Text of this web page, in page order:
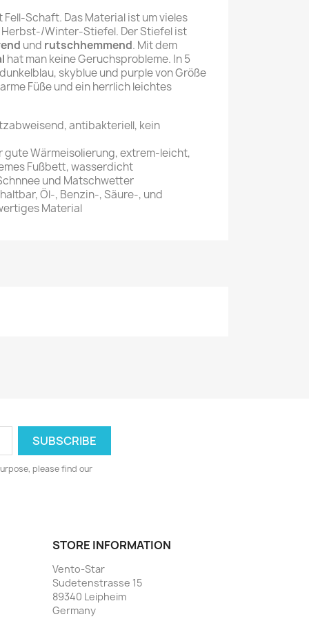
Schaft. Das Material ist um vieles
Winter-Stiefel. Der Stiefel ist
und rutschhemmend. Mit dem
hat man keine Geruchsprobleme. In 5
skyblue und purple von Größe
Füße und ein herrlich leichtes
antibakteriell, kein
gute Wärmeisolierung, extrem-leicht,
Fußbett, wasserdicht
und Matschwetter
Öl-, Benzin-, Säure-, und
Material
please find our
STORE INFORMATION
Vento-Star
Sudetenstrasse 15
89340 Leipheim
Germany